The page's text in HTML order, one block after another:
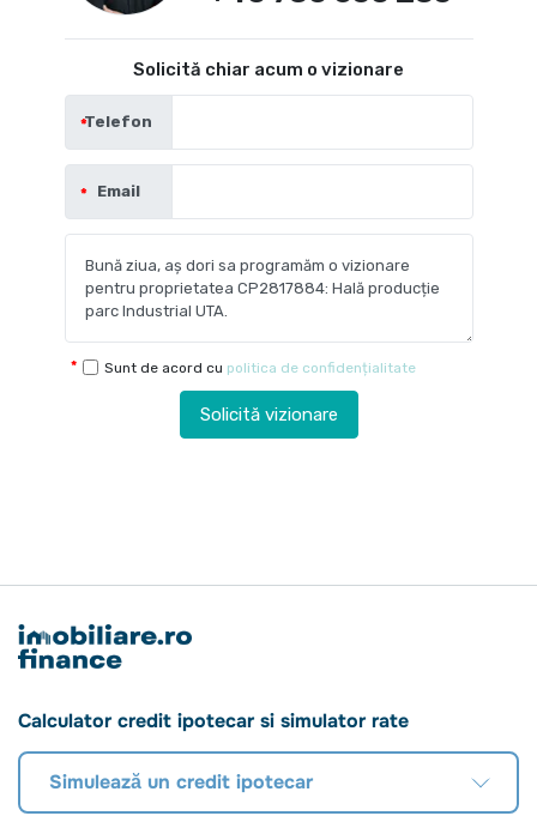
Solicită chiar acum o vizionare
Telefon
Email
Sunt de acord cu politica de confidențialitate
Solicită vizionare